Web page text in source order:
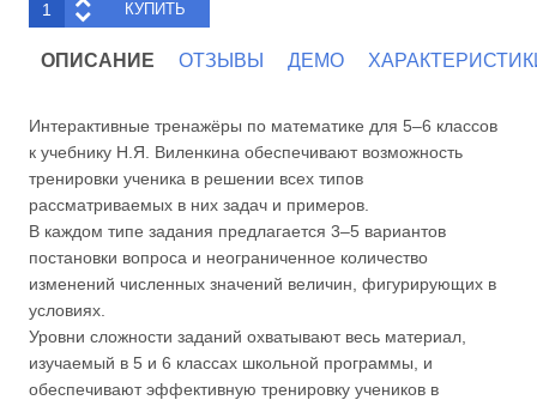
ОПИСАНИЕ ОТЗЫВЫ ДЕМО
Интерактивные тренажёры по математике для 5–6 классов
к учебнику Н.Я. Виленкина обеспечивают возможность
тренировки ученика в решении всех типов
рассматриваемых в них задач и примеров.
В каждом типе задания предлагается 3–5 вариантов
постановки вопроса и неограниченное количество
изменений численных значений величин, фигурирующих в
условиях.
Уровни сложности заданий охватывают весь материал,
изучаемый в 5 и 6 классах школьной программы, и
обеспечивают эффективную тренировку учеников в